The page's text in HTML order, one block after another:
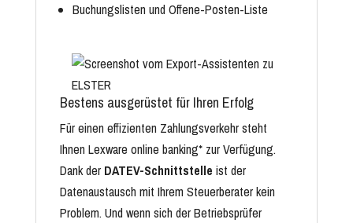
Buchungslisten und Offene-Posten-Liste
Bestens ausgerüstet für Ihren Erfolg
Für einen effizienten Zahlungsverkehr steht
Ihnen Lexware online banking* zur Verfügung.
Dank der DATEV-Schnittstelle ist der
Datenaustausch mit Ihrem Steuerberater kein
Problem. Und wenn sich der Betriebsprüfer